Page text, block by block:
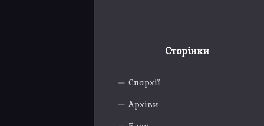
Сторінки
Єпархії
Архіви